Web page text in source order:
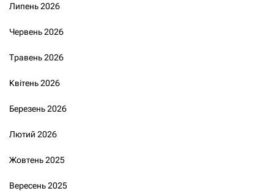
Липень 2026
Червень 2026
Травень 2026
Квітень 2026
Березень 2026
Лютий 2026
Жовтень 2025
Вересень 2025